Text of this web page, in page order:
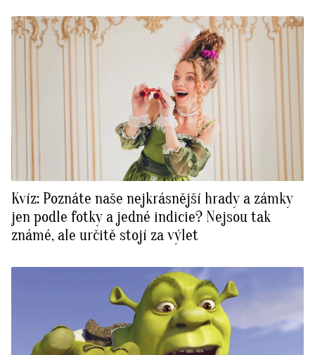
Kvíz: Poznáte naše nejkrásnější hrady a zámky
jen podle fotky a jedné indicie? Nejsou tak
známé, ale určitě stojí za výlet